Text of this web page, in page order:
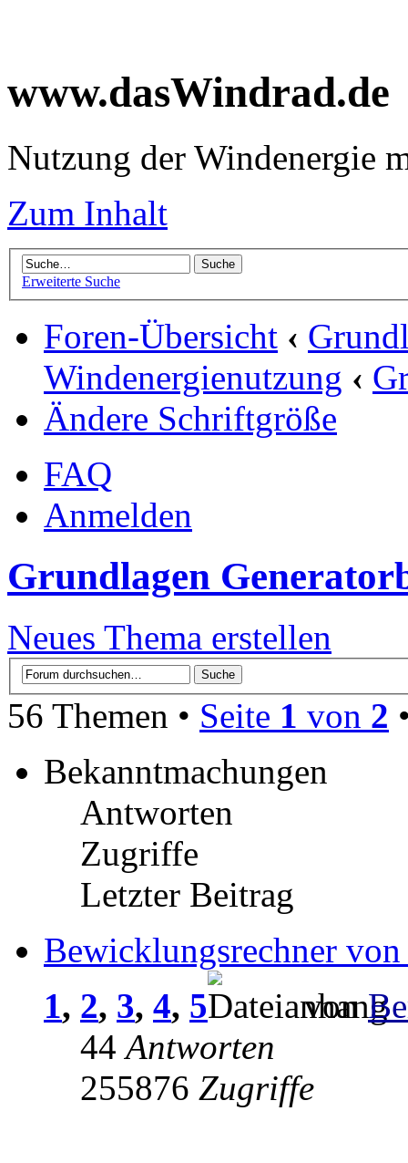
www.dasWindrad.de
Nutzung der Windenergie
Zum Inhalt
Erweiterte Suche
Foren-Übersicht ‹
Windenergienutzung ‹
Ändere Schriftgröße
FAQ
Anmelden
Grundlagen
Neues Thema erstellen
56 Themen • Seite 1 von 2
Bekanntmachungen
Antworten
Zugriffe
Letzter Beitrag
Bewicklungsrechner
1, 2, 3, 4, 5 von
44Antworten
255876 Zugriffe